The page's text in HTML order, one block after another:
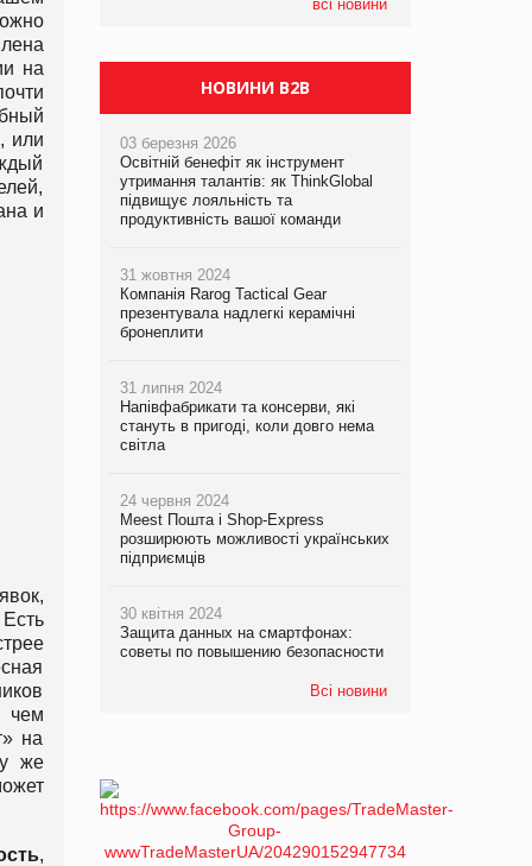
на
или
и
чем
на
же
,
всі новини
НОВИНИ B2B
03 березня 2026
Освітній бенефіт як інструмент
утримання талантів: як ThinkGlobal
підвищує лояльність та
продуктивність вашої команди
31 жовтня 2024
Компанія Rarog Tactical Gear
презентувала надлегкі керамічні
бронеплити
31 липня 2024
Напівфабрикати та консерви, які
стануть в пригоді, коли довго нема
світла
24 червня 2024
Meest Пошта і Shop-Express
розширюють можливості українських
підприємців
30 квітня 2024
Защита данных на смартфонах:
советы по повышению безопасности
Всі новини